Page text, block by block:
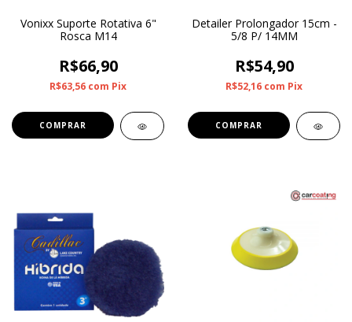
Vonixx Suporte Rotativa 6"
Rosca M14
R$66,90
R$63,56 com Pix
Detailer Prolongador 15cm -
5/8 P/ 14MM
R$54,90
R$52,16 com Pix